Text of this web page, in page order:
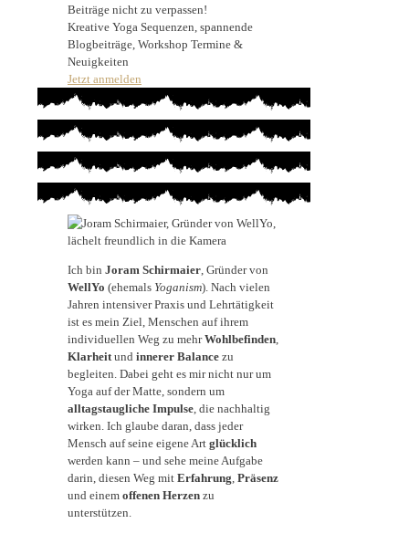
Beiträge nicht zu verpassen!
Kreative Yoga Sequenzen, spannende
Blogbeiträge, Workshop Termine &
Neuigkeiten
Jetzt anmelden
Ich bin Joram Schirmaier, Gründer von
WellYo (ehemals Yoganism). Nach vielen
Jahren intensiver Praxis und Lehrtätigkeit
ist es mein Ziel, Menschen auf ihrem
individuellen Weg zu mehrWohlbefinden,
Klarheitund innerer Balance zu
begleiten. Dabei geht es mir nicht nur um
Yoga auf der Matte, sondern um
alltagstaugliche Impulse, die nachhaltig
wirken. Ich glaube daran, dass jeder
Mensch auf seine eigene Art glücklich
werden kann – und sehe meine Aufgabe
darin, diesen Weg mit Erfahrung, Präsenz
und einem offenen Herzen zu
unterstützen.